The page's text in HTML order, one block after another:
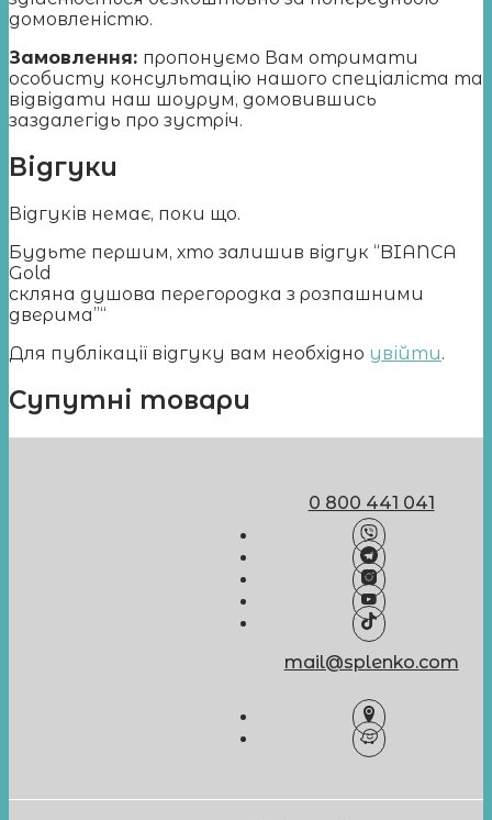
домовленістю.
Замовлення: пропонуємо Вам отримати
особисту консультацію нашого спеціаліста та
відвідати наш шоурум, домовившись
заздалегідь про зустріч.
Відгуки
Відгуків немає, поки що.
Будьте першим, хто залишив відгук “BIANCA
Gold
cкляна душова перегородка з розпашними
дверима”“
Для публікації відгуку вам необхідно увійти.
Супутні товари
0 800 441 041
mail@splenko.com